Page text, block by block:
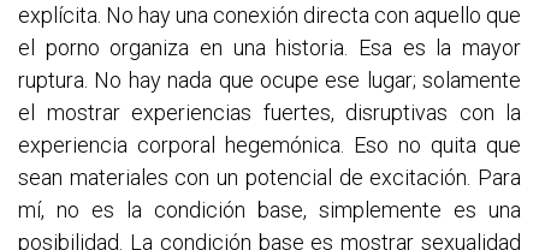
explícita. No hay una conexión directa con aquello que
el porno organiza en una historia. Esa es la mayor
ruptura. No hay nada que ocupe ese lugar; solamente
el mostrar experiencias fuertes, disruptivas con la
experiencia corporal hegemónica. Eso no quita que
sean materiales con un potencial de excitación. Para
mí, no es la condición base, simplemente es una
posibilidad. La condición base es mostrar sexualidad